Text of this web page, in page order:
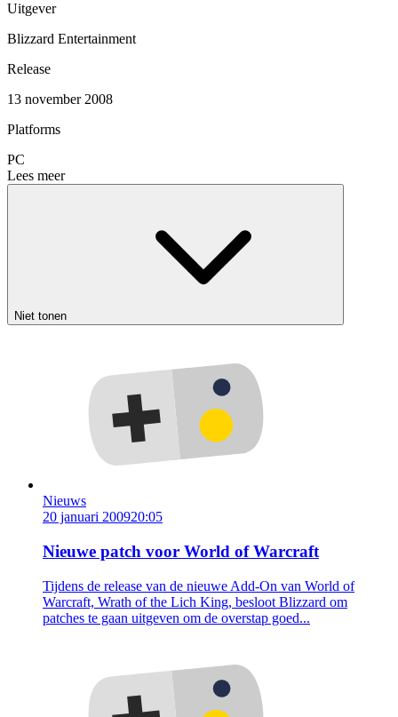
Uitgever
Blizzard Entertainment
Release
13 november 2008
Platforms
PC
Lees meer
Niet tonen
Nieuws
20 januari 200920:05
Nieuwe patch voor World of Warcraft
Tijdens de release van de nieuwe Add-On van World of
Warcraft, Wrath of the Lich King, besloot Blizzard om
patches te gaan uitgeven om de overstap goed...